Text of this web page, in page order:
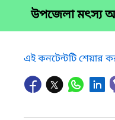
উপজেলা মৎস্য
এই কনটেন্টটি শেয়ার